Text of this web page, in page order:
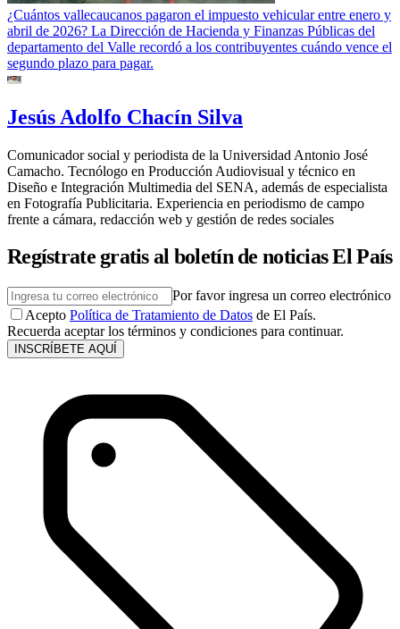
¿Cuántos vallecaucanos pagaron el impuesto vehicular entre enero y
abril de 2026? La Dirección de Hacienda y Finanzas Públicas del
departamento del Valle recordó a los contribuyentes cuándo vence el
segundo plazo para pagar.
Jesús Adolfo Chacín Silva
Comunicador social y periodista de la Universidad Antonio José
Camacho. Tecnólogo en Producción Audiovisual y técnico en
Diseño e Integración Multimedia del SENA, además de especialista
en Fotografía Publicitaria. Experiencia en periodismo de campo
frente a cámara, redacción web y gestión de redes sociales
Regístrate gratis al boletín de noticias El País
Por favor ingresa un correo electrónico
Acepto Política de Tratamiento de Datos de El País.
Recuerda aceptar los términos y condiciones para continuar.
INSCRÍBETE AQUÍ